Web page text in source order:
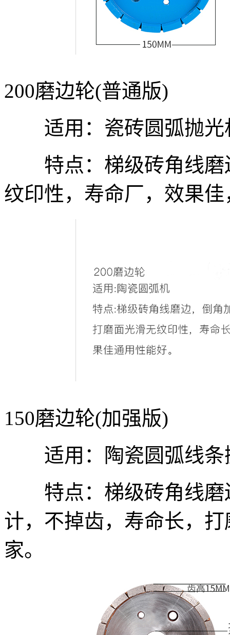
200磨边轮(普通版)
适用：瓷砖圆弧抛光
特点：梯级砖角线磨
纹印性，寿命厂，效果
150磨边轮(加强版)
适用：陶瓷圆弧线条
特点：梯级砖角线磨
计，不掉齿，寿命长，
家。